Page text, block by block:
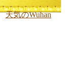
天気のWuhan